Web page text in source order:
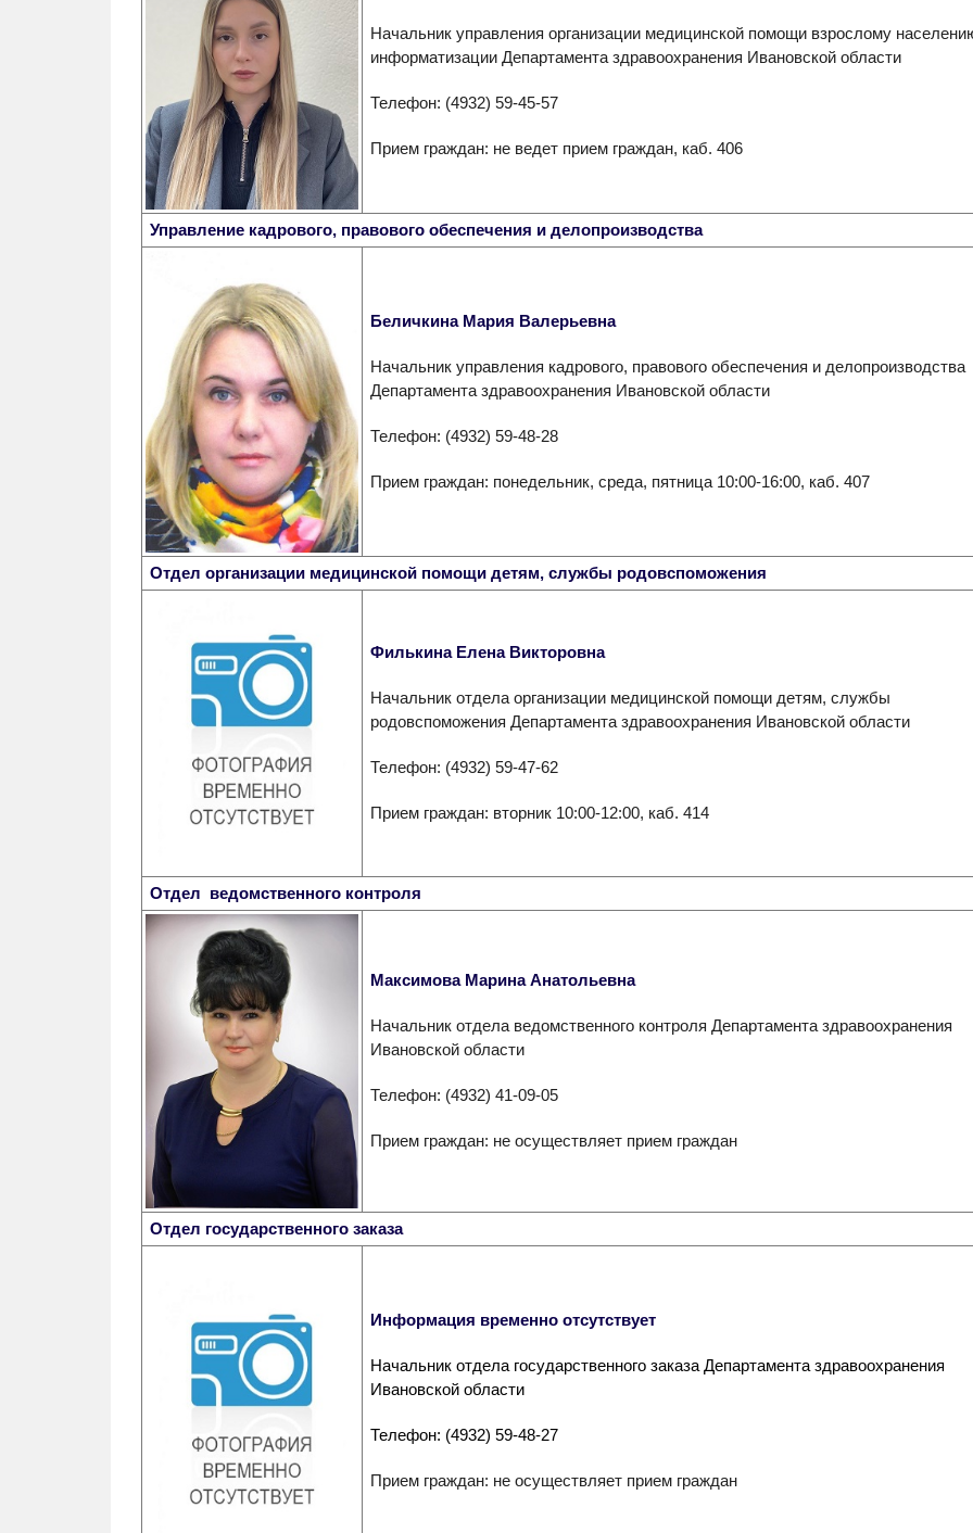
Начальник управления организации медицинской помощи взрослому
информатизации Департамента здравоохранения Ивановской области
Телефон: (4932) 59-45-57
Прием граждан: не ведет прием граждан, каб. 406
Управление кадрового, правового обеспечения и делопроизводства
Беличкина Мария Валерьевна
Начальник управления кадрового, правового обеспечения и делопроизводства
Департамента здравоохранения Ивановской области
Телефон: (4932) 59-48-28
Прием граждан: понедельник, среда, пятница 10:00-16:00, каб. 407
Отдел организации медицинской помощи детям, службы родовспоможения
Филькина Елена Викторовна
Начальник отдела организации медицинской помощи детям, службы
родовспоможения Департамента здравоохранения Ивановской области
Телефон: (4932) 59-47-62
Прием граждан: вторник 10:00-12:00, каб. 414
Отдел ведомственного контроля
Максимова Марина Анатольевна
Начальник отдела ведомственного контроля Департамента здравоохранения
Ивановской области
Телефон: (4932) 41-09-05
Прием граждан: не осуществляет прием граждан
Отдел государственного заказа
Информация временно отсутствует
Начальник отдела государственного заказа Департамента здравоохранения
Ивановской области
Телефон: (4932) 59-48-27
Прием граждан: не осуществляет прием граждан